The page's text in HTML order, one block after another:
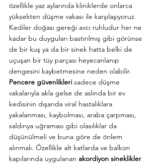
özellikle yaz aylarında kliniklerde onlarca
yüksekten düşme vakası ile karşılaşıyoruz.
Kediler doğası gereği avcı ruhludur her ne
kadar bu duyguları bastırılmış gibi görünse
de bir kuş ya da bir sinek hatta belki de
uçuşan bir tüy parçası heyecanlanıp
dengesini kaybetmesine neden olabilir.
Pencere güvenlikleri sadece düşme
vakalarıyla akla gelse de aslında bir ev
kedisinin dışarıda viral hastalıklara
yakalanması, kaybolması, araba çarpması,
saldırıya uğraması gibi olasılıklar da
düşünülmeli ve buna göre de önlem
alınmalı. Özellikle alt katlarda ve balkon
kapılarında uygulanan akordiyon sineklikler